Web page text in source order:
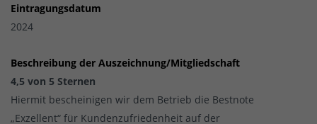
Eintragungsdatum
2024
Beschreibung der Auszeichnung/Mitgliedschaft
4,5 von 5 Sternen
Hiermit bescheinigen wir dem Betrieb die Bestnote
„Exzellent“ für Kundenzufriedenheit auf der